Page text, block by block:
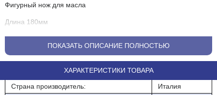
Фигурный нож для масла
Длина 180мм
ПОКАЗАТЬ ОПИСАНИЕ ПОЛНОСТЬЮ
ХАРАКТЕРИСТИКИ ТОВАРА
Страна производитель:
Италия